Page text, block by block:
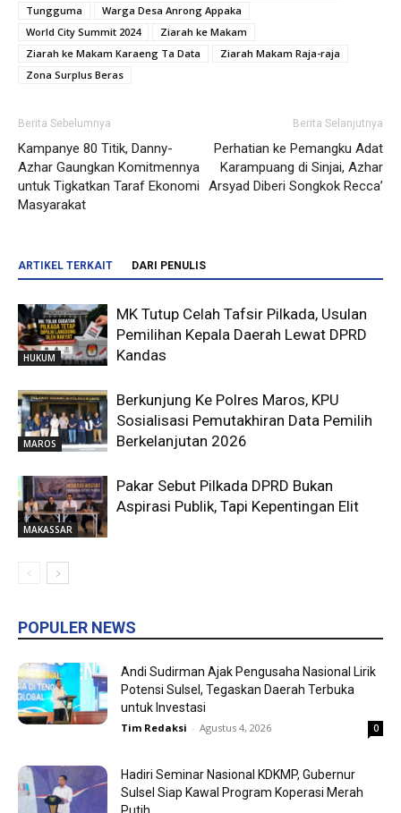
Tungguma
Warga Desa Anrong Appaka
World City Summit 2024
Ziarah ke Makam
Ziarah ke Makam Karaeng Ta Data
Ziarah Makam Raja-raja
Zona Surplus Beras
Berita Sebelumnya
Kampanye 80 Titik, Danny-
Azhar Gaungkan Komitmennya
untuk Tigkatkan Taraf Ekonomi
Masyarakat
Berita Selanjutnya
Perhatian ke Pemangku Adat
Karampuang di Sinjai, Azhar
Arsyad Diberi Songkok Recca’
ARTIKEL TERKAIT DARI PENULIS
HUKUM
MK Tutup Celah Tafsir Pilkada, Usulan
Pemilihan Kepala Daerah Lewat DPRD
Kandas
MAROS
Berkunjung Ke Polres Maros, KPU
Sosialisasi Pemutakhiran Data Pemilih
Berkelanjutan 2026
MAKASSAR
Pakar Sebut Pilkada DPRD Bukan
Aspirasi Publik, Tapi Kepentingan Elit
POPULER NEWS
Andi Sudirman Ajak Pengusaha Nasional Lirik
Potensi Sulsel, Tegaskan Daerah Terbuka
untuk Investasi
Tim Redaksi - Agustus 4, 2026 0
Hadiri Seminar Nasional KDKMP, Gubernur
Sulsel Siap Kawal Program Koperasi Merah